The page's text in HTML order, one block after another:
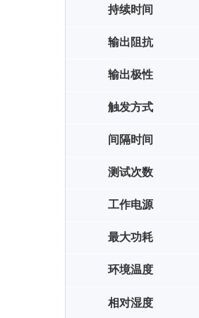
持续时间
输出阻抗
输出极性
触发方式
间隔时间
测试次数
工作电源
最大功耗
环境温度
相对湿度